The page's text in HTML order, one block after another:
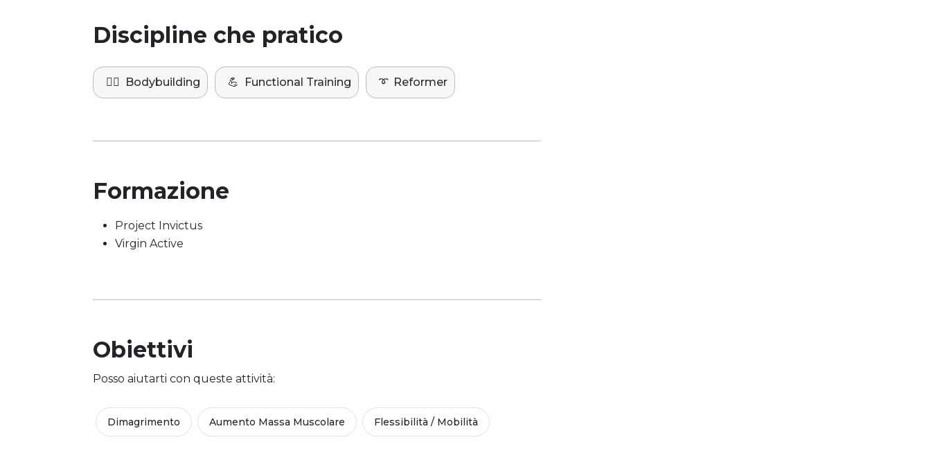
Discipline che pratico
🏋️‍♀️ Bodybuilding 💪 Functional Training ➰ Reformer
Formazione
Project Invictus
Virgin Active
Obiettivi
Posso aiutarti con queste attività:
Dimagrimento Aumento Massa Muscolare Flessibilità / Mobilità